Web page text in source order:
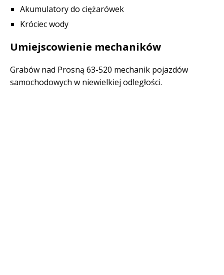
Akumulatory do ciężarówek
Króciec wody
Umiejscowienie mechaników
Grabów nad Prosną 63-520 mechanik pojazdów
samochodowych w niewielkiej odległości.